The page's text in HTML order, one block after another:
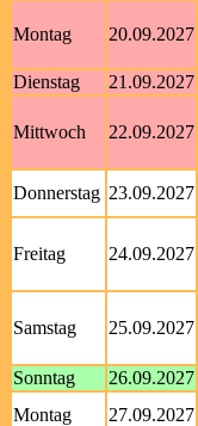
Montag 20.09.2027
Dienstag
21.09.2027
Mittwoch 22.09.2027
Donnerstag 23.09.2027
Freitag 24.09.2027
Samstag 25.09.2027
Sonntag
26.09.2027
Montag
27.09.2027